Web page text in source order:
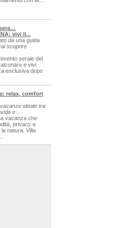
vivi il...
da una guida
scoprire
serale del
e vivi
esclusiva dopo
relax, comfort
ideale tra
e...
vacanza che
privacy e
natura, Villa